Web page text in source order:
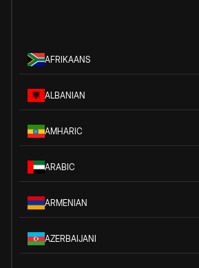
AFRIKAANS
ALBANIAN
AMHARIC
ARABIC
ARMENIAN
AZERBAIJANI